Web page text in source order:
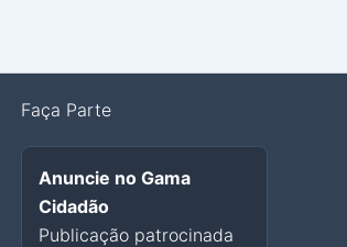
Faça Parte
Anuncie no Gama
Cidadão
Publicação patrocinada